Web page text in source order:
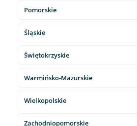
Pomorskie
Śląskie
Świętokrzyskie
Warmińsko-Mazurskie
Wielkopolskie
Zachodniopomorskie